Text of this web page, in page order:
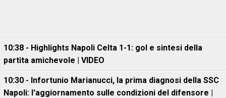
10:38 - Highlights Napoli Celta 1-1: gol e sintesi della
partita amichevole | VIDEO
10:30 - Infortunio Marianucci, la prima diagnosi della SSC
Napoli: l'aggiornamento sulle condizioni del difensore |